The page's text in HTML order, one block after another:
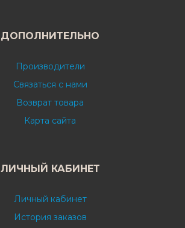
ДОПОЛНИТЕЛЬНО
Производители
Связаться с нами
Возврат товара
Карта сайта
ЛИЧНЫЙ КАБИНЕТ
Личный кабинет
История заказов